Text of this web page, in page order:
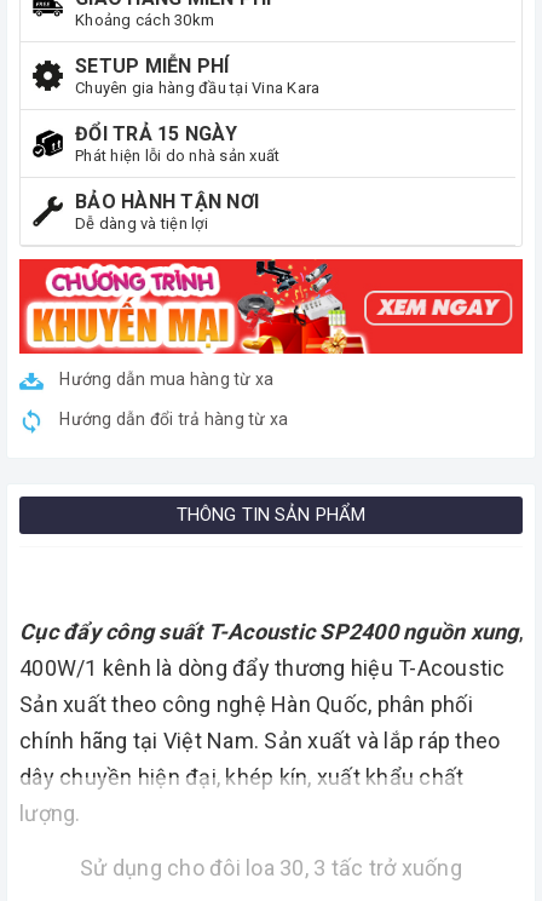
Khoảng cách 30km
SETUP MIỄN PHÍ
Chuyên gia hàng đầu tại Vina Kara
ĐỔI TRẢ 15 NGÀY
Phát hiện lỗi do nhà sản xuất
BẢO HÀNH TẬN NƠI
Dễ dàng và tiện lợi
Hướng dẫn mua hàng từ xa
Hướng dẫn đổi trả hàng từ xa
THÔNG TIN SẢN PHẨM
Cục đẩy công suất T-Acoustic SP2400 nguồn xung,
400W/1 kênh là dòng đẩy thương hiệu T-Acoustic
Sản xuất theo công nghệ Hàn Quốc, phân phối
chính hãng tại Việt Nam. Sản xuất và lắp ráp theo
dây chuyền hiện đại, khép kín, xuất khẩu chất
lượng.
Sử dụng cho đôi loa 30, 3 tấc trở xuống